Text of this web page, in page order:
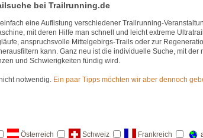
bei Trailrunning.de
eine Auflistung verschiedener Trailrunning-
mit deren Hilfe man schnell und leicht extreme
anspruchsvolle Mittelgebirgs-Trails oder zur
kann. Ganz neu ist die individuelle Suche, mit der
und Schwierigkeiten fündig wird.
notwendig. Ein paar Tipps möchten wir aber dennoch
Österreich Schweiz Frankreich